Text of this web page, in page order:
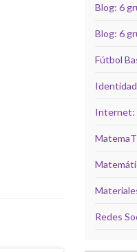
Blog: 6
Blog: 6
Fútbol
Internet:
Redes